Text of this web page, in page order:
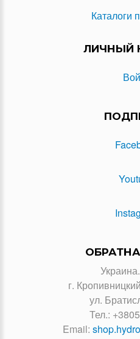
Каталоги
ЛИЧНЫЙ
г.
ул.
Тел.:
Email: